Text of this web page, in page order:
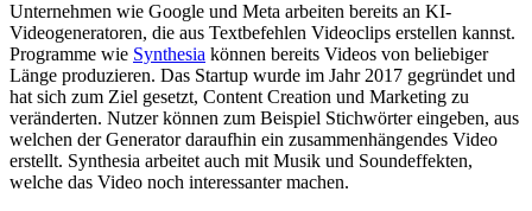
Unternehmen wie Google und Meta arbeiten bereits an KI-
Videogeneratoren, die aus Textbefehlen Videoclips erstellen kannst.
Programme wie Synthesia können bereits Videos von beliebiger
Länge produzieren. Das Startup wurde im Jahr 2017 gegründet und
hat sich zum Ziel gesetzt, Content Creation und Marketing zu
veränderten. Nutzer können zum Beispiel Stichwörter eingeben, aus
welchen der Generator daraufhin ein zusammenhängendes Video
erstellt. Synthesia arbeitet auch mit Musik und Soundeffekten,
welche das Video noch interessanter machen.